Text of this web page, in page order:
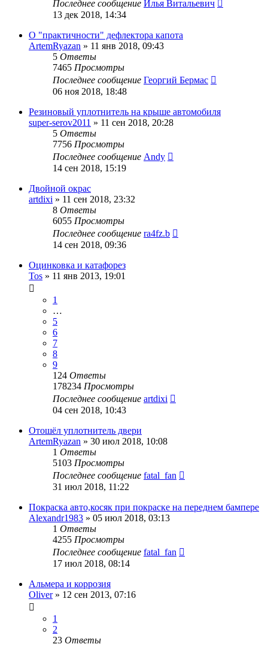
Последнее сообщение Илья Витальевич
13 дек 2018, 14:34
О "практичности" дефлектора капота
ArtemRyazan » 11 янв 2018, 09:43
5 Ответы
7465 Просмотры
Последнее сообщение Георгий Бермас
06 ноя 2018, 18:48
Резиновый уплотнитель на крыше автомобиля
super-serov2011 » 11 сен 2018, 20:28
5 Ответы
7756 Просмотры
Последнее сообщение Andy
14 сен 2018, 15:19
Двойной окрас
artdixi » 11 сен 2018, 23:32
8 Ответы
6055 Просмотры
Последнее сообщение ra4fz.b
14 сен 2018, 09:36
Оцинковка и катафорез
Tos » 11 янв 2013, 19:01
1
…
5
6
7
8
9
124 Ответы
178234 Просмотры
Последнее сообщение artdixi
04 сен 2018, 10:43
Отошёл уплотнитель двери
ArtemRyazan » 30 июл 2018, 10:08
1 Ответы
5103 Просмотры
Последнее сообщение fatal_fan
31 июл 2018, 11:22
Покраска авто,косяк при покраске на переднем бампере
Alexandr1983 » 05 июл 2018, 03:13
1 Ответы
4255 Просмотры
Последнее сообщение fatal_fan
17 июл 2018, 08:14
Альмера и коррозия
Oliver» 12 сен 2013, 07:16
1
2
23 Ответы